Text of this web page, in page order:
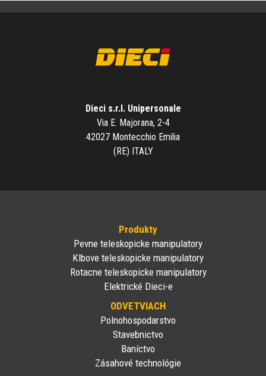
Dieci s.r.l. Unipersonale
Via E. Majorana, 2-4
42027 Montecchio Emilia
(RE) ITALY
Produkty
Pevne teleskopicke manipulatory
Klbove teleskopicke manipulatory
Rotacne teleskopicke manipulatory
Elektrické Dieci-e
ODVETVIACH
Polnohospodarstvo
Stavebnictvo
Baníctvo
Zásahové technológie